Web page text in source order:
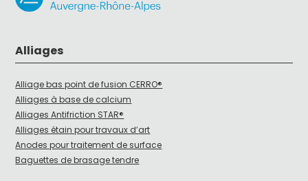
Alliages
Alliage bas point de fusion CERRO®
Alliages à base de calcium
Alliages Antifriction STAR®
Alliages étain pour travaux d’art
Anodes pour traitement de surface
Baguettes de brasage tendre